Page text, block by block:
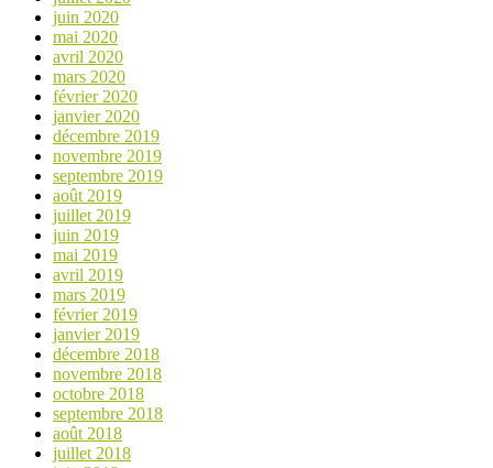
juin 2020
mai 2020
avril 2020
mars 2020
février 2020
janvier 2020
décembre 2019
novembre 2019
septembre 2019
août 2019
juillet 2019
juin 2019
mai 2019
avril 2019
mars 2019
février 2019
janvier 2019
décembre 2018
novembre 2018
octobre 2018
septembre 2018
août 2018
juillet 2018